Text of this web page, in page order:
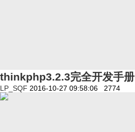
thinkphp3.2.3完全开发手册
LP_SQF 2016-10-27 09:58:06 2774